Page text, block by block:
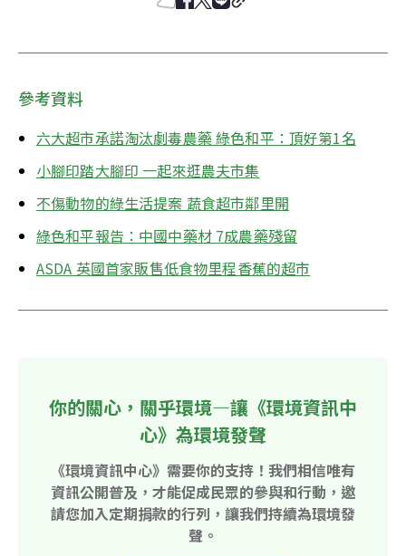
參考資料
六大超市承諾淘汰劇毒農藥 綠色和平：頂好第1名
小腳印踏大腳印 一起來逛農夫市集
不傷動物的綠生活提案 蔬食超市鄰里開
綠色和平報告：中國中藥材 7成農藥殘留
ASDA 英國首家販售低食物里程香蕉的超市
你的關心，關乎環境—讓《環境資訊中
心》為環境發聲
《環境資訊中心》需要你的支持！我們相信唯有
資訊公開普及，才能促成民眾的參與和行動，邀
請您加入定期捐款的行列，讓我們持續為環境發
聲。